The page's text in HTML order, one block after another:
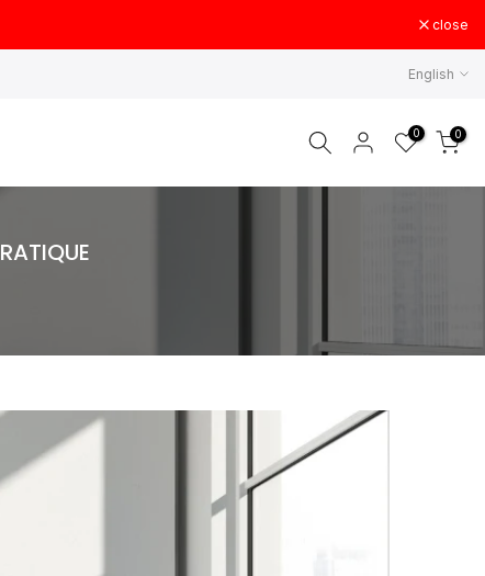
close
English
0 0